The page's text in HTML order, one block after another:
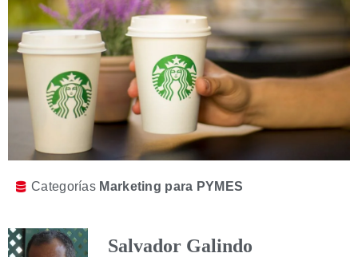
Categorías Marketing para PYMES
Salvador Galindo